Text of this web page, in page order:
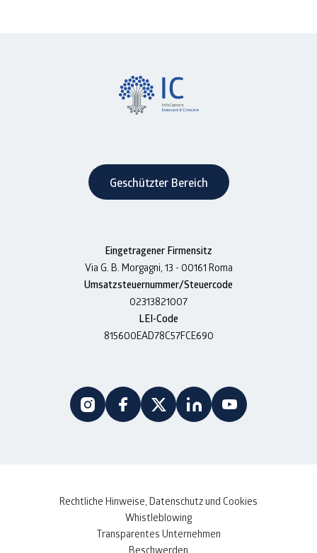
Geschützter Bereich
Eingetragener Firmensitz
Via G. B. Morgagni, 13 - 00161 Roma
Umsatzsteuernummer/Steuercode
02313821007
LEI-Code
815600EAD78C57FCE690
Rechtliche Hinweise, Datenschutz und Cookies
Whistleblowing
Transparentes Unternehmen
Beschwerden